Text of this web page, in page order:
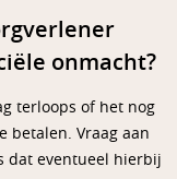
onmacht?
terloops of het nog
betalen. Vraag aan
dat eventueel hierbij